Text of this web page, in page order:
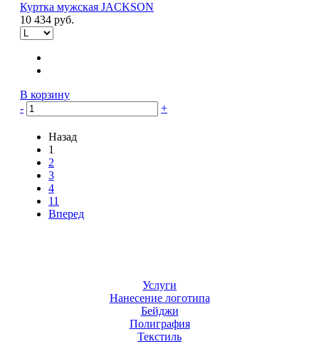
Куртка мужская JACKSON
10 434 руб.
В корзину
-
+
Назад
1
2
3
4
11
Вперед
Услуги
Нанесение логотипа
Бейджи
Полиграфия
Текстиль